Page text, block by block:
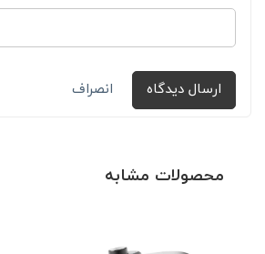
ارسال دیدگاه انصراف
محصولات مشابه